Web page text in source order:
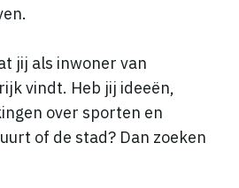
jij als inwoner van
vindt. Heb jij ideeën,
over sporten en
of de stad? Dan zoeken